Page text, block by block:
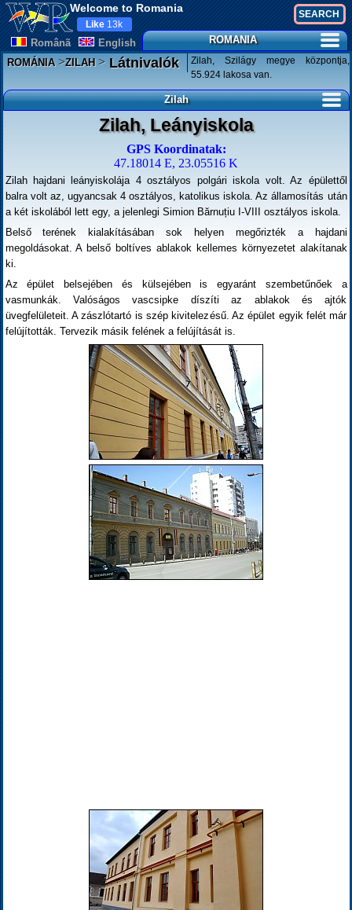
Welcome to Romania
Românã English
Like 13k
ROMANIA
ROMÁNIA>ZILAH>Látnivalók
Zilah, Szilágy megye központja,
55.924 lakosa van.
Zilah
Zilah, Leányiskola
GPS Koordinatak:
47.18014 E, 23.05516 K
Zilah hajdani leányiskolája 4 osztályos polgári iskola volt. Az épülettől
balra volt az, ugyancsak 4 osztályos, katolikus iskola. Az államosítás után
a két iskolából lett egy, a jelenlegi Simion Bărnuțiu I-VIII osztályos iskola.
Belső terének kialakításában sok helyen megőrizték a hajdani
megoldásokat. A belső boltíves ablakok kellemes környezetet alakítanak
ki.
Az épület belsejében és külsejében is egyaránt szembetűnőek a
vasmunkák. Valóságos vascsipke díszíti az ablakok és ajtók
üvegfelületeit. A zászlótartó is szép kivitelezésű. Az épület egyik felét már
felújították. Tervezik másik felének a felújítását is.